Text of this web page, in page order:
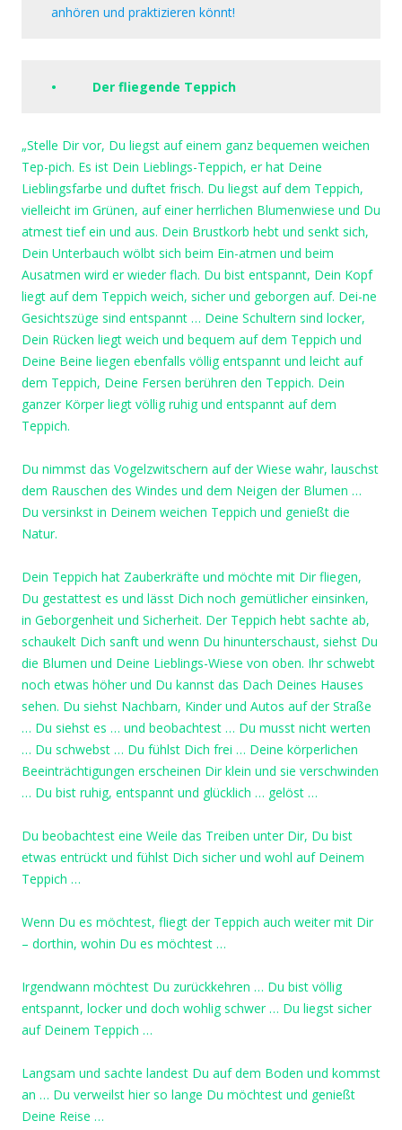
anhören und praktizieren könnt!
• Der fliegende Teppich
„Stelle Dir vor, Du liegst auf einem ganz bequemen weichen
Tep-pich. Es ist Dein Lieblings-Teppich, er hat Deine
Lieblingsfarbe und duftet frisch. Du liegst auf dem Teppich,
vielleicht im Grünen, auf einer herrlichen Blumenwiese und Du
atmest tief ein und aus. Dein Brustkorb hebt und senkt sich,
Dein Unterbauch wölbt sich beim Ein-atmen und beim
Ausatmen wird er wieder flach. Du bist entspannt, Dein Kopf
liegt auf dem Teppich weich, sicher und geborgen auf. Dei-ne
Gesichtszüge sind entspannt … Deine Schultern sind locker,
Dein Rücken liegt weich und bequem auf dem Teppich und
Deine Beine liegen ebenfalls völlig entspannt und leicht auf
dem Teppich, Deine Fersen berühren den Teppich. Dein
ganzer Körper liegt völlig ruhig und entspannt auf dem
Teppich.
Du nimmst das Vogelzwitschern auf der Wiese wahr, lauschst
dem Rauschen des Windes und dem Neigen der Blumen …
Du versinkst in Deinem weichen Teppich und genießt die
Natur.
Dein Teppich hat Zauberkräfte und möchte mit Dir fliegen,
Du gestattest es und lässt Dich noch gemütlicher einsinken,
in Geborgenheit und Sicherheit. Der Teppich hebt sachte ab,
schaukelt Dich sanft und wenn Du hinunterschaust, siehst Du
die Blumen und Deine Lieblings-Wiese von oben. Ihr schwebt
noch etwas höher und Du kannst das Dach Deines Hauses
sehen. Du siehst Nachbarn, Kinder und Autos auf der Straße
… Du siehst es … und beobachtest … Du musst nicht werten
… Du schwebst … Du fühlst Dich frei … Deine körperlichen
Beeinträchtigungen erscheinen Dir klein und sie verschwinden
… Du bist ruhig, entspannt und glücklich … gelöst …
Du beobachtest eine Weile das Treiben unter Dir, Du bist
etwas entrückt und fühlst Dich sicher und wohl auf Deinem
Teppich …
Wenn Du es möchtest, fliegt der Teppich auch weiter mit Dir
– dorthin, wohin Du es möchtest …
Irgendwann möchtest Du zurückkehren … Du bist völlig
entspannt, locker und doch wohlig schwer … Du liegst sicher
auf Deinem Teppich …
Langsam und sachte landest Du auf dem Boden und kommst
an … Du verweilst hier so lange Du möchtest und genießt
Deine Reise …